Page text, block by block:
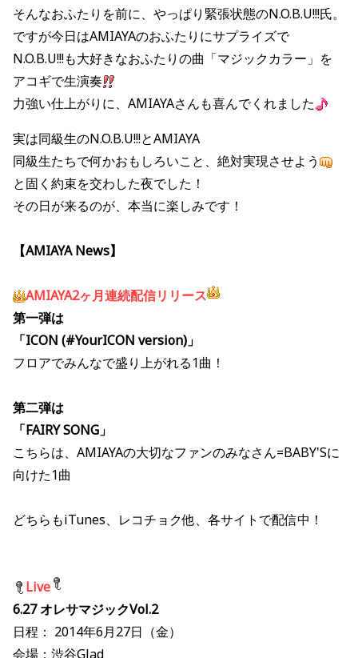
そんなおふたりを前に、やっぱり緊張状態のN.O.B.U!!!氏。
ですが今日はAMIAYAのおふたりにサプライズで
N.O.B.U!!!も大好きなおふたりの曲「マジックカラー」を
アコギで生演奏
力強い仕上がりに、AMIAYAさんも喜んでくれました
実は同級生のN.O.B.U!!!とAMIAYA
同級生たちで何かおもしろいこと、絶対実現させよう
と固く約束を交わした夜でした！
その日が来るのが、本当に楽しみです！
【AMIAYA News】
AMIAYA2ヶ月連続配信リリース
第一弾は
「ICON (#YourICON version)」
フロアでみんなで盛り上がれる1曲！
第二弾は
「FAIRY SONG」
こちらは、AMIAYAの大切なファンのみなさん=BABY'Sに
向けた1曲
どちらもiTunes、レコチョク他、各サイトで配信中！
Live
6.27 オレサマジックVol.2
日程： 2014年6月27日（金）
会場：渋谷Glad